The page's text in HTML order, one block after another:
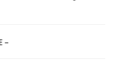
–